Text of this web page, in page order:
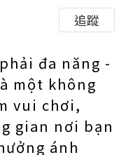
追蹤
đa năng -
một không
vui chơi,
gian nơi bạn
ánh